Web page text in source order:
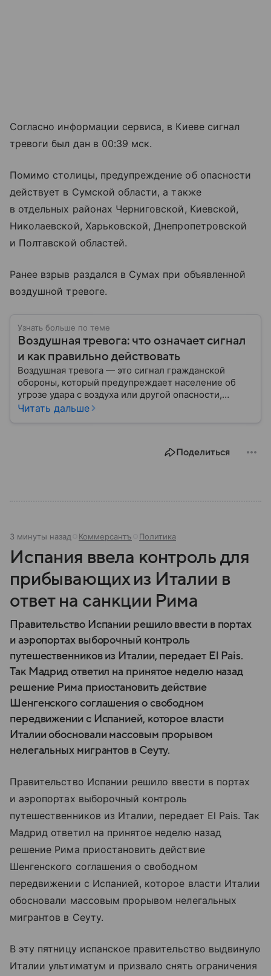
Согласно информации сервиса, в Киеве сигнал
тревоги был дан в 00:39 мск.
Помимо столицы, предупреждение об опасности
действует в Сумской области, а также
в отдельных районах Черниговской, Киевской,
Николаевской, Харьковской, Днепропетровской
и Полтавской областей.
Ранее взрыв раздался в Сумах при объявленной
воздушной тревоге.
Узнать больше по теме
Воздушная тревога: что означает сигнал
и как правильно действовать
Воздушная тревога — это сигнал гражданской
обороны, который предупреждает население об
угрозе удара с воздуха или другой опасности,
требующей немедленного укрытия. В последние
объявления. В материале рассказываем, что
Читать дальше
Поделиться
3 минуты назад Коммерсантъ Политика
Испания ввела контроль для
прибывающих из Италии в
ответ на санкции Рима
Правительство Испании решило ввести в портах
и аэропортах выборочный контроль
путешественников из Италии, передает El Pais.
Так Мадрид ответил на принятое неделю назад
решение Рима приостановить действие
Шенгенского соглашения о свободном
передвижении с Испанией, которое власти
Италии обосновали массовым прорывом
нелегальных мигрантов в Сеуту.
Правительство Испании решило ввести в портах
и аэропортах выборочный контроль
путешественников из Италии, передает El Pais. Так
Мадрид ответил на принятое неделю назад
решение Рима приостановить действие
Шенгенского соглашения о свободном
передвижении с Испанией, которое власти Италии
обосновали массовым прорывом нелегальных
мигрантов в Сеуту.
В эту пятницу испанское правительство выдвинуло
Италии ультиматум и призвало снять ограничения